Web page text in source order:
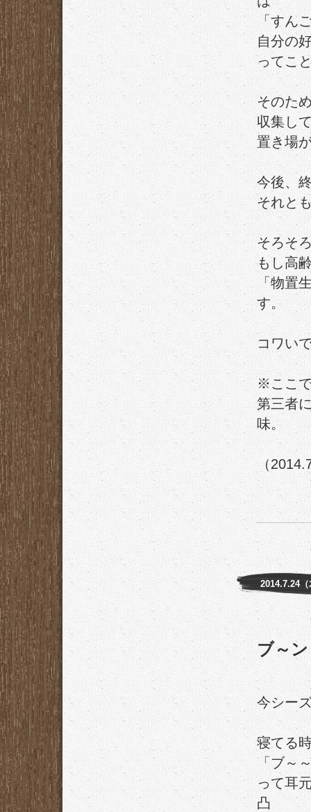
「すん
自分の
ってこ
そのた
収集し
置き場
今後、
それと
そろそ
もし高
「物置
す。
コワい
※ここ
第三者
味。
（
2014.7.24（
ブ～ン
今シー
寝てる
「ブ～
って耳
凸